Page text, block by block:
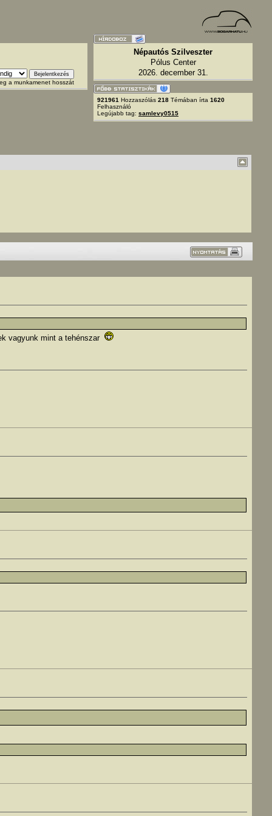
a munkamenet hosszát
Népautós Szilveszter
Pólus Center
2026. december 31.
921961 Hozzaszólás 218 Témában írta 1620
Felhasználó
Legújabb tag: samlevy0515
vagyunk mint a tehénszar